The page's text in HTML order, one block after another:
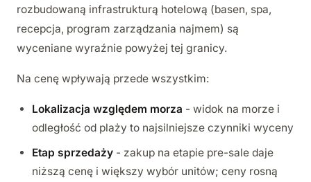
rozbudowaną infrastrukturą hotelową (basen, spa,
recepcja, program zarządzania najmem) są
wyceniane wyraźnie powyżej tej granicy.
Na cenę wpływają przede wszystkim:
Lokalizacja względem morza - widok na morze i
odległość od plaży to najsilniejsze czynniki wyceny
Etap sprzedaży - zakup na etapie pre-sale daje
niższą cenę i większy wybór unitów; ceny rosną